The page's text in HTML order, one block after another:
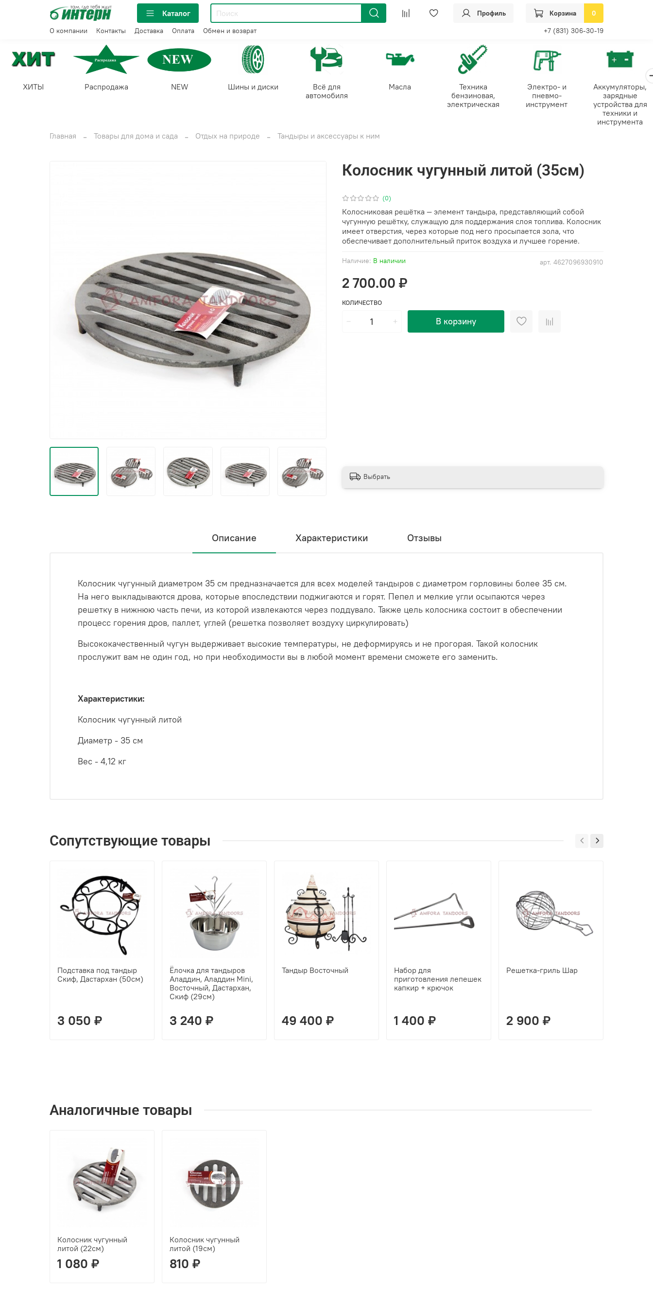
Каталог Профиль Корзина 0
О компании Контакты Доставка Оплата Обмен и возврат +7 (831) 306-30-19
ХИТЫ Распродажа NEW Шины и диски
Всё для
автомобиля
Масла
Техника
бензиновая,
электрическая
Электро- и
пневмо-
инструмент
Аккумуляторы,
зарядные
устройства для
техники и
инструмента
Главная
Товары для дома и сада Отдых на природе Тандыры и аксессуары к ним
(0)
арт. 4627096930910
Наличие: В наличии
Колосник чугунный литой (35см)
2 700.00 ₽
КОЛИЧЕСТВО
В корзину
Колосниковая решётка — элемент тандыра, представляющий собой
чугунную решётку, служащую для поддержания слоя топлива. Колосник
имеет отверстия, через которые под него просыпается зола, что
обеспечивает дополнительный приток воздуха и лучшее горение.
Выбрать
Описание Характеристики Отзывы
Колосник чугунный диаметром 35 см предназначается для всех моделей тандыров с диаметром горловины более 35 см.
На него выкладываются дрова, которые впоследствии поджигаются и горят. Пепел и мелкие угли осыпаются через
решетку в нижнюю часть печи, из которой извлекаются через поддувало. Также цель колосника состоит в обеспечении
процесс горения дров, паллет, углей (решетка позволяет воздуху циркулировать)
Высококачественный чугун выдерживает высокие температуры, не деформируясь и не прогорая. Такой колосник
прослужит вам не один год, но при необходимости вы в любой момент времени сможете его заменить.
Характеристики:
Колосник чугунный литой
Диаметр - 35 см
Вес - 4,12 кг
Сопутствующие товары
Подставка под тандыр
Скиф, Дастархан (50см)
3 050 ₽
Ёлочка для тандыров
Аладдин, Аладдин Mini,
Восточный, Дастархан,
Скиф (29см)
3 240 ₽
Тандыр Восточный
49 400 ₽
Набор для
приготовления лепешек
капкир + крючок
1 400 ₽
Решетка-гриль Шар
2 900 ₽
Аналогичные товары
Колосник чугунный
литой (22см)
1 080 ₽
Колосник чугунный
литой (19см)
810 ₽